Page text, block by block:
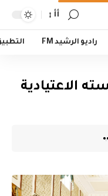
أأ
راديو الرشيد FM
الاعتيادية